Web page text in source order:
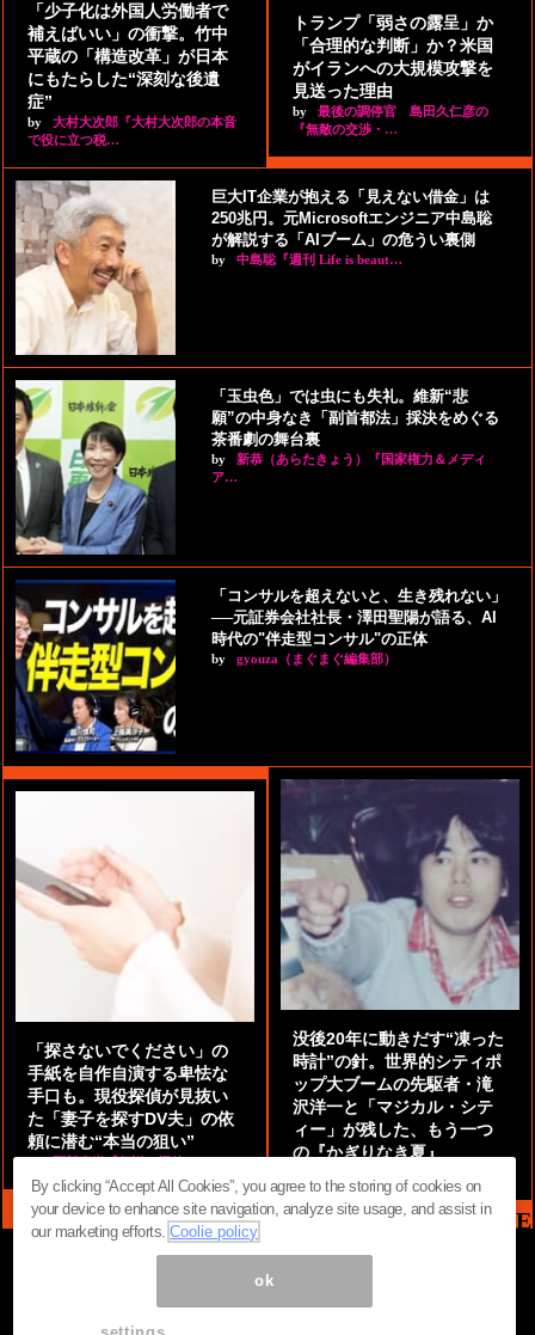
「少子化は外国人労働者で
補えばいい」の衝撃。竹中
平蔵の「構造改革」が日本
にもたらした“深刻な後遺
症”
by
大村大次郎『大村大次郎の本音
で役に立つ税…
トランプ「弱さの露呈」か
「合理的な判断」か？米国
がイランへの大規模攻撃を
見送った理由
by
最後の調停官 島田久仁彦の
『無敵の交渉・…
巨大IT企業が抱える「見えない借金」は
250兆円。元Microsoftエンジニア中島聡
が解説する「AIブーム」の危うい裏側
by 中島聡『週刊 Life is beaut…
「玉虫色」では虫にも失礼。維新“悲
願”の中身なき「副首都法」採決をめぐる
茶番劇の舞台裏
by
新恭（あらたきょう）『国家権力＆メディ
ア…
「コンサルを超えないと、生き残れない」
──元証券会社社長・澤田聖陽が語る、AI
時代の"伴走型コンサル"の正体
by gyouza（まぐまぐ編集部）
「探さないでください」の
手紙を自作自演する卑怯な
手口も。現役探偵が見抜い
た「妻子を探すDV夫」の依
頼に潜む“本当の狙い”
by 阿部泰尚『伝説の探偵』
没後20年に動きだす“凍った
時計”の針。世界的シティポ
ップ大ブームの先駆者・滝
沢洋一と「マジカル・シテ
ィー」が残した、もう一つ
の『かぎりなき夏』
MAG2 NEWS HEADLINE
ページ内の商標は全て商標権者に属します。無断転載を禁じます。 ©
まぐまぐ！
By clicking “Accept All Cookies”, you agree to the storing of cookies on
your device to enhance site navigation, analyze site usage, and assist in
our marketing efforts.Coolie policy
ok